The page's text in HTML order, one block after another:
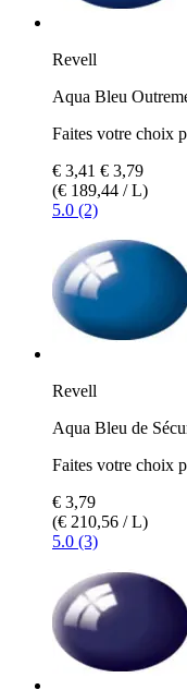
Revell
Aqua Bleu
Faites votre choix
€ 3,41 € 3,79
(€ 189,44 / L)
5.0 (2)
Revell
Aqua Bleu de
Faites votre choix
€ 3,79
(€ 210,56 / L)
5.0 (3)